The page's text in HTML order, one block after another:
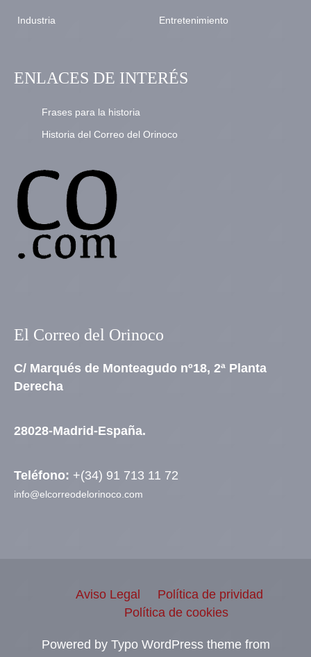
Industria Entretenimiento
ENLACES DE INTERÉS
Frases para la historia
Historia del Correo del Orinoco
El Correo del Orinoco
C/ Marqués de Monteagudo nº18, 2ª Planta
Derecha
28028-Madrid-España.
Teléfono: +(34) 91 713 11 72
info@elcorreodelorinoco.com
Aviso Legal
Política de prividad
Política de cookies
Powered by Typo WordPress theme from